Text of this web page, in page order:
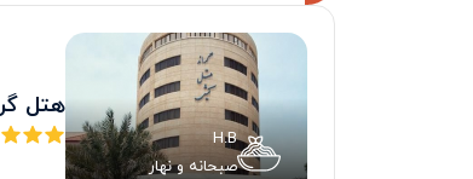
H.B
صبحانه و نهار
هتل